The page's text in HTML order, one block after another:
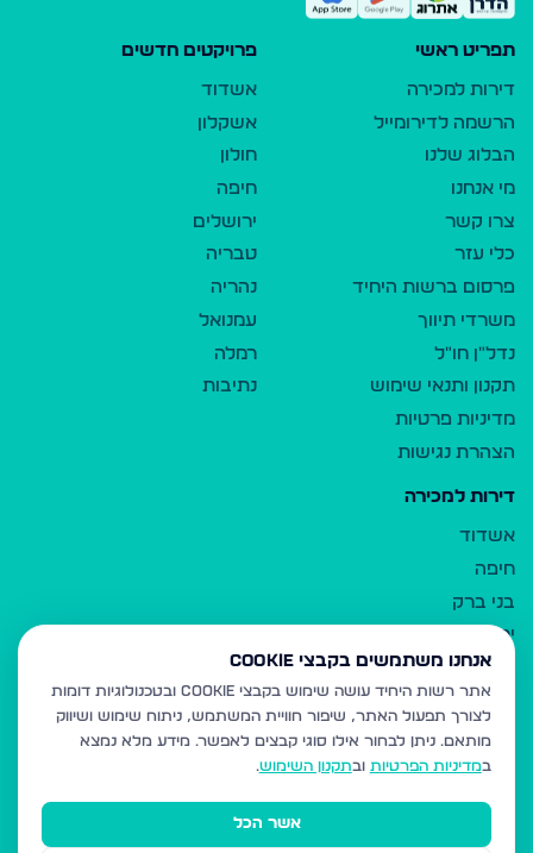
תפריט ראשי
דירות למכירה
הרשמה לדירומייל
הבלוג שלנו
מי אנחנו
צרו קשר
כלי עזר
פרסום ברשות היחיד
משרדי תיווך
נדל"ן חו"ל
תקנון ותנאי שימוש
מדיניות פרטיות
הצהרת נגישות
פרויקטים חדשים
אשדוד
אשקלון
חולון
חיפה
ירושלים
טבריה
נהריה
עמנואל
רמלה
נתיבות
דירות למכירה
אשדוד
חיפה
בני ברק
ירושלים
אלעד
גבעת זאב
בית שמש
רכסים
מודיעין עילית
אנחנו משתמשים בקבצי Cookie
אתר רשות היחיד עושה שימוש בקבצי Cookie ובטכנולוגיות דומות
לצורך תפעול האתר, שיפור חוויית המשתמש, ניתוח שימוש ושיווק
מותאם. ניתן לבחור אילו סוגי קבצים לאפשר. מידע מלא נמצא
במדיניות הפרטיות ובתקנון השימוש.
אשר הכל